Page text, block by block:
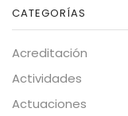
CATEGORÍAS
Acreditación
Actividades
Actuaciones